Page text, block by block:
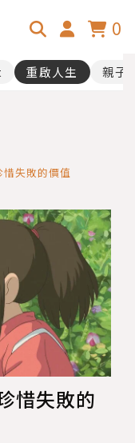
0
重啟人生 親子
失敗的價值
惜失敗的